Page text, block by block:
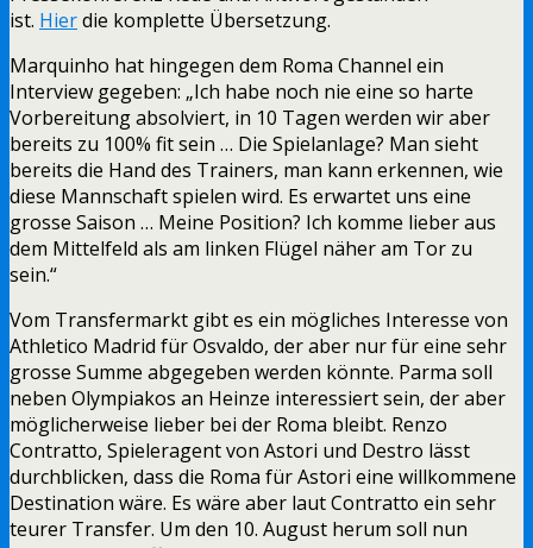
ist. Hierdie komplette Übersetzung.
Marquinho hat hingegen dem Roma Channel ein
Interview gegeben: „Ich habe noch nie eine so harte
Vorbereitung absolviert, in 10 Tagen werden wir aber
bereits zu 100% fit sein … Die Spielanlage? Man sieht
bereits die Hand des Trainers, man kann erkennen, wie
diese Mannschaft spielen wird. Es erwartet uns eine
grosse Saison … Meine Position? Ich komme lieber aus
dem Mittelfeld als am linken Flügel näher am Tor zu
sein.“
Vom Transfermarkt gibt es ein mögliches Interesse von
Athletico Madrid für Osvaldo, der aber nur für eine sehr
grosse Summe abgegeben werden könnte. Parma soll
neben Olympiakos an Heinze interessiert sein, der aber
möglicherweise lieber bei der Roma bleibt. Renzo
Contratto, Spieleragent von Astori und Destro lässt
durchblicken, dass die Roma für Astori eine willkommene
Destination wäre. Es wäre aber laut Contratto ein sehr
teurer Transfer. Um den 10. August herum soll nun